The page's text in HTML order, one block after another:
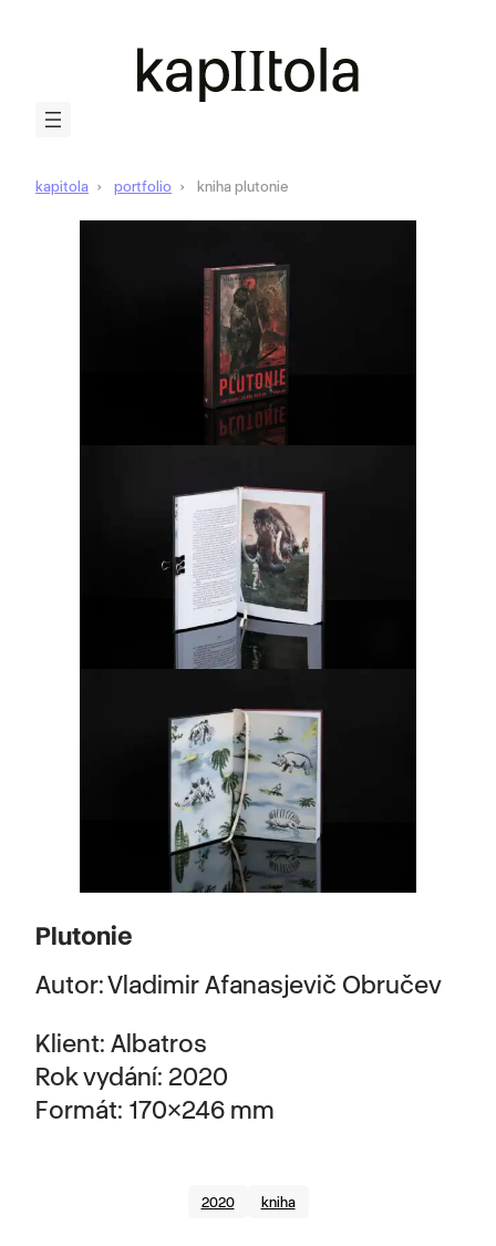
kapitola portfolio kniha plutonie
Plutonie
Autor: Vladimir Afanasjevič Obručev
Klient: Albatros
Rok vydání: 2020
Formát: 170×246 mm
2020 kniha